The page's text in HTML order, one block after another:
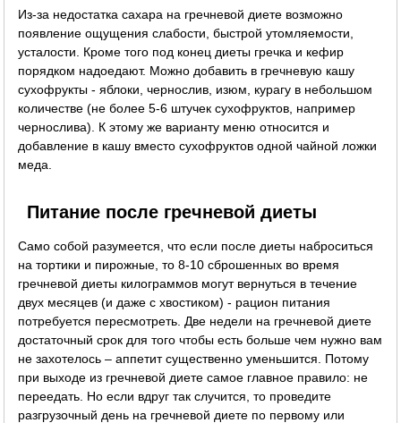
Из-за недостатка сахара на гречневой диете возможно
появление ощущения слабости, быстрой утомляемости,
усталости. Кроме того под конец диеты гречка и кефир
порядком надоедают. Можно добавить в гречневую кашу
сухофрукты - яблоки, чернослив, изюм, курагу в небольшом
количестве (не более 5-6 штучек сухофруктов, например
чернослива). К этому же варианту меню относится и
добавление в кашу вместо сухофруктов одной чайной ложки
меда.
Питание после гречневой диеты
Само собой разумеется, что если после диеты наброситься
на тортики и пирожные, то 8-10 сброшенных во время
гречневой диеты килограммов могут вернуться в течение
двух месяцев (и даже с хвостиком) - рацион питания
потребуется пересмотреть. Две недели на гречневой диете
достаточный срок для того чтобы есть больше чем нужно вам
не захотелось – аппетит существенно уменьшится. Потому
при выходе из гречневой диете самое главное правило: не
переедать. Но если вдруг так случится, то проведите
разгрузочный день на гречневой диете по первому или